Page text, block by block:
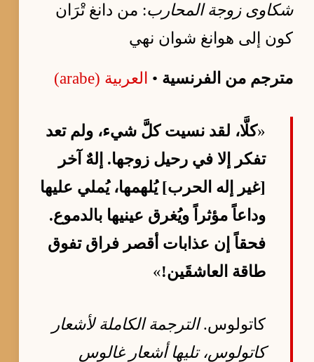
شكاوى زوجة المحارب: من دانغ تْرَان
كون إلى هوانغ شوان نهي
مترجم من الفرنسية • العربية (arabe)
«كلَّا، لقد نسيت كلَّ شيء، ولم تعد
تفكر إلا في رحيل زوجها. إلهٌ آخر
[غير إله الحرب] يُلهمها، يُملي عليها
وداعاً مؤثراً ويُغرق عينيها بالدموع.
فحقاً إن عذابات أقصر فراق تفوق
طاقة العاشقَين!»
كاتولوس.الترجمة الكاملة لأشعار
كاتولوس، تليها أشعار غالوس